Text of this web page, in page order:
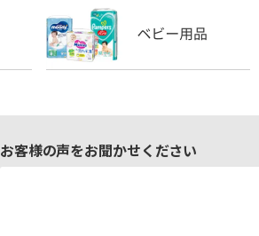
お客様の声をお聞かせください